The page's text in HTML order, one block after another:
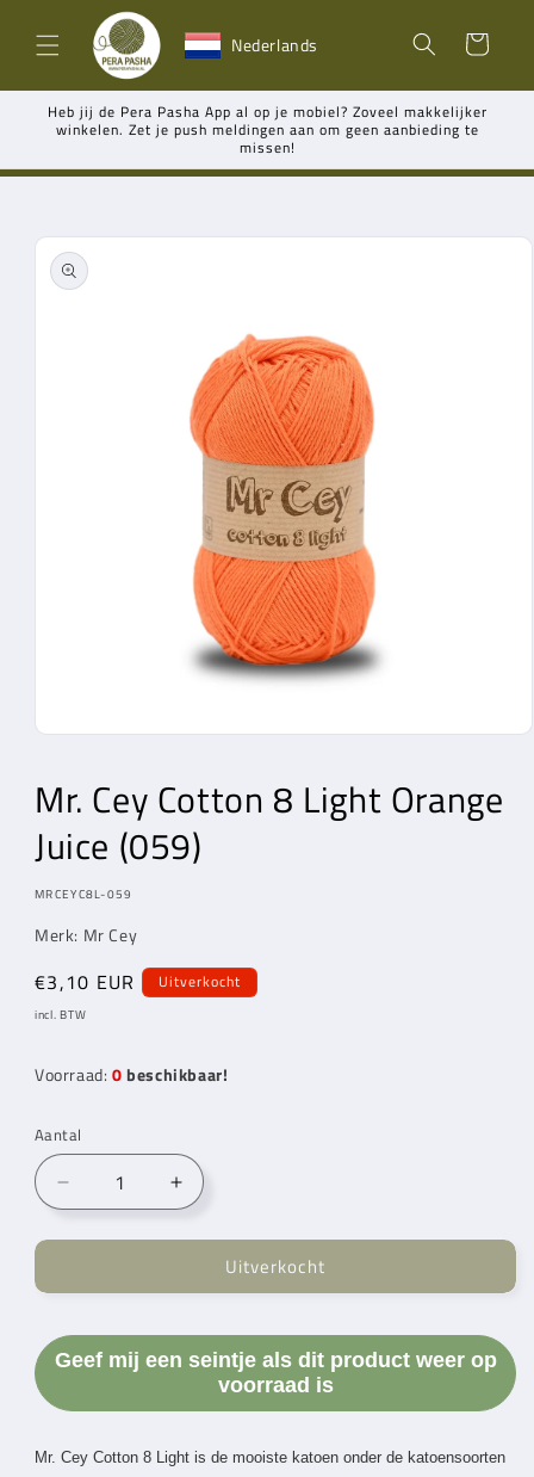
naar de
content Nederlands Winkelwagen
Heb jij de Pera Pasha App al op je mobiel? Zoveel makkelijker
winkelen. Zet je push meldingen aan om geen aanbieding te
missen!
direct naar
in
modaal
Mr. CeyCotton 8 Light Orange
Juice (059)
MODEL:
MRCEYC8L-059
Merk: Mr Cey
Normale
prijs
€3,10 EUR Uitverkocht
incl. BTW
Voorraad: 0 beschikbaar!
Aantal
Aantal
verlagen
voor
Cey
8
Light
Juice
Aantal
verhogen
voor
Cey
8
Light
Orange
Juice
Uitverkocht
Geef mij een seintje als dit product weer op
voorraad is
Mr. Cey Cotton 8 Light is de mooiste katoen onder de katoensoorten